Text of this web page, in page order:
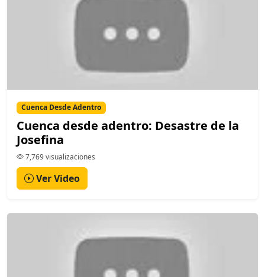
Cuenca Desde Adentro
Cuenca desde adentro: Desastre de la
Josefina
7,769 visualizaciones
Ver Video